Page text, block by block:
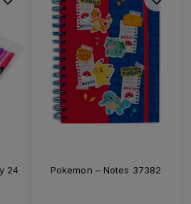
24
Pokemon – Notes 37382